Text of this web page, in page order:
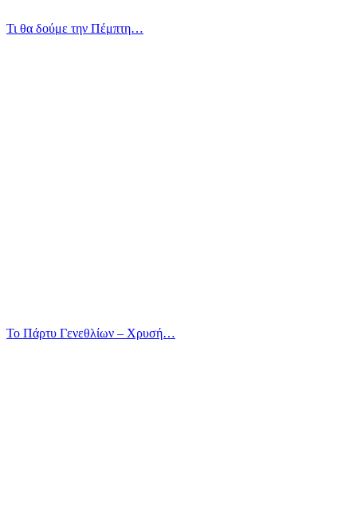
Τι θα δούμε την Πέμπτη…
Το Πάρτυ Γενεθλίων – Χρυσή…